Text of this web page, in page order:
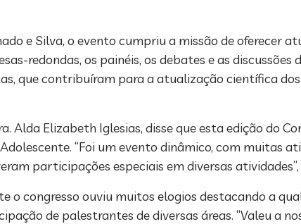
e Silva, o evento cumpriu a missão de oferecer
redondas, os painéis, os debates e as discussões
que contribuíram para a atualização científica dos
Elizabeth Iglesias, disse que esta edição do
“Foi um evento dinâmico, com muitas
participações especiais em diversas
o congresso ouviu muitos elogios destacando a
de palestrantes de diversas áreas. “Valeu a